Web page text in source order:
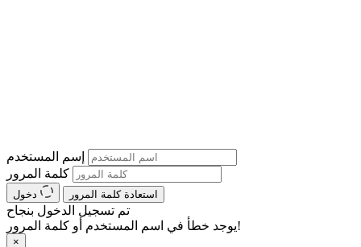
إسم المستخدم
كلمة المرور
استعادة كلمة المرور
تم تسجيل الدخول بنجاح
يوجد خطأ في اسم المستخدم أو كلمة المرور!
×